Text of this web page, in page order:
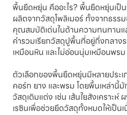
พื้นยืดหยุ่น คืออะไร? พื้นยืดหยุ่นเป็
ผลิตจากวัสดุโพลิเมอร์ ทั้งจากธรรม
คุณสมบัติเด่นในด้านความทนทานแ
คำรวมเรียกวัสดุปูพื้นที่อยู่กึ่งกลาง
เหมือนหิน และไม่อ่อนนุ่มเหมือนพรม
ตัวเลือกของพื้นยืดหยุ่นมีหลายประเ
คอร์ก ยาง และพรม โดยพื้นเหล่านี้
วัสดุเติมแต่ง เช่น เส้นใยสังเคราะห์
เรซินเพื่อช่วยยึดวัสดุทั้งหมดให้เป็น